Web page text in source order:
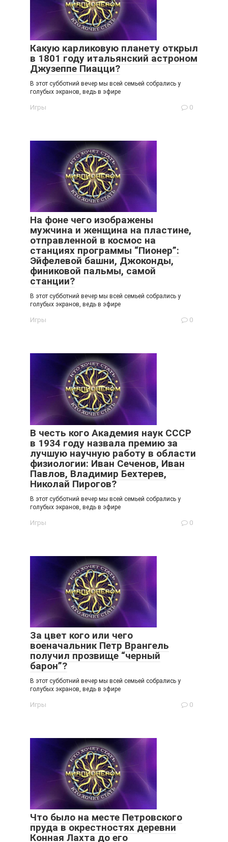
Какую карликовую планету открыл
в 1801 году итальянский астроном
Джузеппе Пиацци?
В этот субботний вечер мы всей семьей собрались у
голубых экранов, ведь в эфире
Игры 0
На фоне чего изображены
мужчина и женщина на пластине,
отправленной в космос на
станциях программы “Пионер”:
Эйфелевой башни, Джоконды,
финиковой пальмы, самой
станции?
В этот субботний вечер мы всей семьей собрались у
голубых экранов, ведь в эфире
Игры 0
В честь кого Академия наук СССР
в 1934 году назвала премию за
лучшую научную работу в области
физиологии: Иван Сеченов, Иван
Павлов, Владимир Бехтерев,
Николай Пирогов?
В этот субботний вечер мы всей семьей собрались у
голубых экранов, ведь в эфире
Игры 0
За цвет кого или чего
военачальник Петр Врангель
получил прозвище “черный
барон”?
В этот субботний вечер мы всей семьей собрались у
голубых экранов, ведь в эфире
Игры 0
Что было на месте Петровского
пруда в окрестностях деревни
Конная Лахта до его